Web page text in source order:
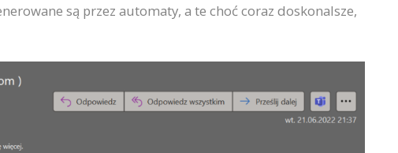
są przez automaty, a te choć coraz doskonalsze,